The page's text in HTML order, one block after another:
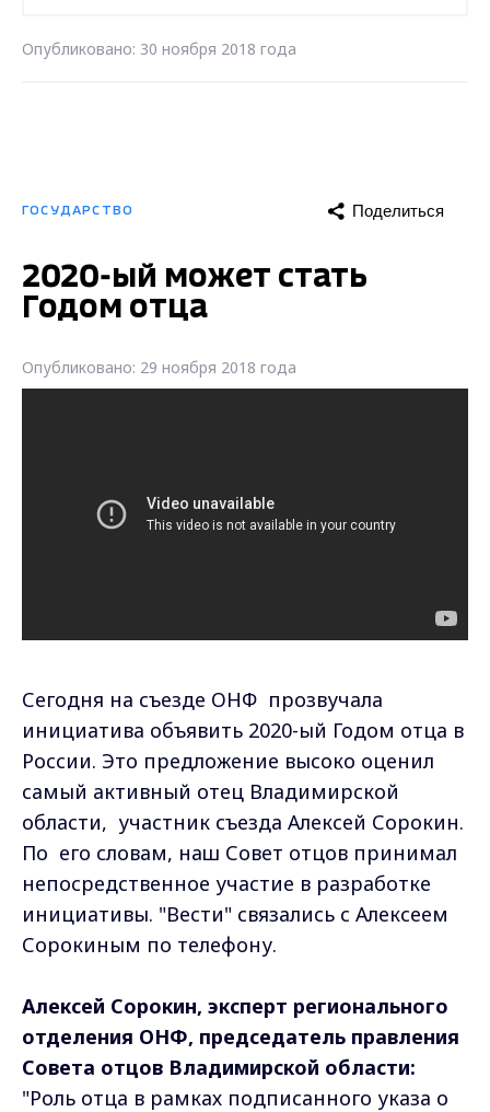
Опубликовано: 30 ноября 2018 года
ГОСУДАРСТВО Поделиться
2020-ый может стать
Годом отца
Опубликовано: 29 ноября 2018 года
Сегодня на съезде ОНФ прозвучала
инициатива объявить 2020-ый Годом отца в
России. Это предложение высоко оценил
самый активный отец Владимирской
области, участник съезда Алексей Сорокин.
По его словам, наш Совет отцов принимал
непосредственное участие в разработке
инициативы. "Вести" связались с Алексеем
Сорокиным по телефону.
Алексей Сорокин, эксперт регионального
отделения ОНФ, председатель правления
Совета отцов Владимирской области:
"Роль отца в рамках подписанного указа о